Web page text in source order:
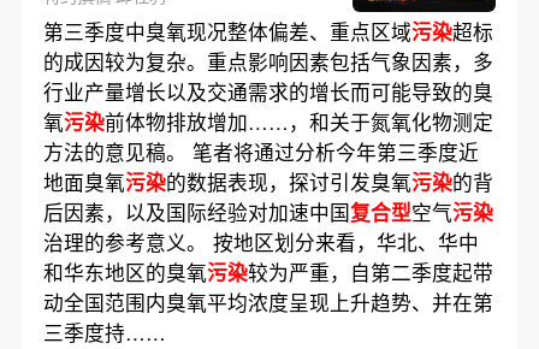
第三季度中臭氧现况整体偏差、重点区域污染超标
的成因较为复杂。重点影响因素包括气象因素，多
行业产量增长以及交通需求的增长而可能导致的臭
氧污染前体物排放增加……，和关于氮氧化物测定
方法的意见稿。 笔者将通过分析今年第三季度近
地面臭氧污染的数据表现，探讨引发臭氧污染的背
后因素，以及国际经验对加速中国复合型空气污染
治理的参考意义。 按地区划分来看，华北、华中
和华东地区的臭氧污染较为严重，自第二季度起带
动全国范围内臭氧平均浓度呈现上升趋势、并在第
三季度持……